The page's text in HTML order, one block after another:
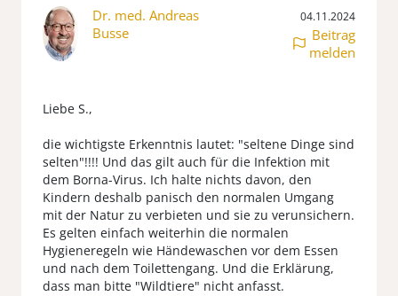
Dr. med. Andreas
Busse
04.11.2024
Beitrag
melden
Liebe S.,
die wichtigste Erkenntnis lautet: "seltene Dinge sind
selten"!!!! Und das gilt auch für die Infektion mit
dem Borna-Virus. Ich halte nichts davon, den
Kindern deshalb panisch den normalen Umgang
mit der Natur zu verbieten und sie zu verunsichern.
Es gelten einfach weiterhin die normalen
Hygieneregeln wie Händewaschen vor dem Essen
und nach dem Toilettengang. Und die Erklärung,
dass man bitte "Wildtiere" nicht anfasst.